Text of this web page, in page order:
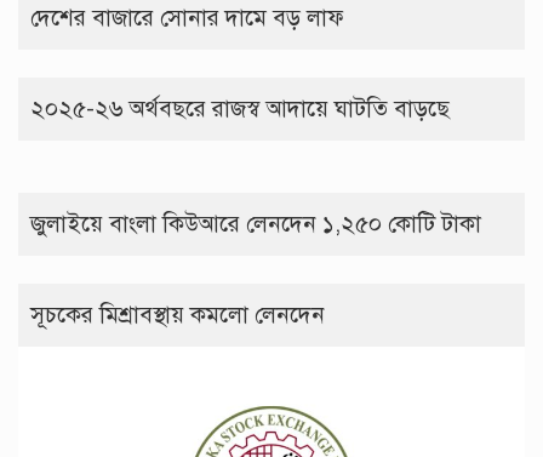
দেশের বাজারে সোনার দামে বড় লাফ
২০২৫-২৬ অর্থবছরে রাজস্ব আদায়ে ঘাটতি বাড়ছে
জুলাইয়ে বাংলা কিউআরে লেনদেন ১,২৫০ কোটি টাকা
সূচকের মিশ্রাবস্থায় কমলো লেনদেন